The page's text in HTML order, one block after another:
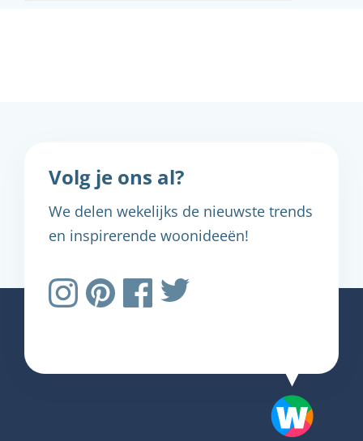
Volg je ons al?
We delen wekelijks de nieuwste trends
en inspirerende woonideeën!